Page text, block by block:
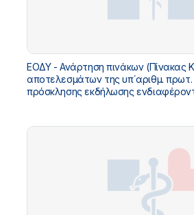
ΕΟΔΥ - Ανάρτηση πινάκων (Πίνακας
αποτελεσμάτων της υπ΄αριθμ.
πρόσκλησης εκδήλωσης